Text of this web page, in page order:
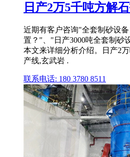
日产2万5千吨方解
近期有客户咨询"全套制砂设
置？"、"日产3000吨全套制砂
本文来详细分析介绍。日产2
产线,玄武岩 .
联系电话: 180 3780 8511